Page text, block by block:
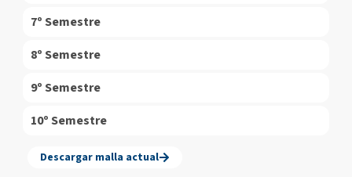
7º Semestre
8º Semestre
9º Semestre
10º Semestre
Descargar malla actual